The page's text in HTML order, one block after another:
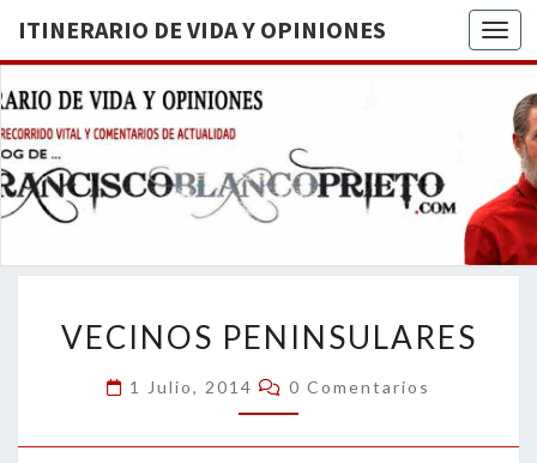
ITINERARIO DE VIDA Y OPINIONES
DE
BREVE
RECORRIDO
VITAL Y
ACTUALIDAD
PENINSULARES
VECINOS PENINSULARES
1 Julio, 2014 Comentarios
0 Comentarios